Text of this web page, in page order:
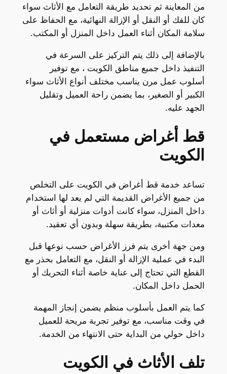
من المعاينة ثم تحديد طريقة التعامل مع الأثاث سواء
كان للفك أو النقل أو الإزالة النهائية، مع الحفاظ على
سلامة المكان أثناء العمل داخل المنزل أو المكتب.
بالإضافة إلى ذلك يتم التركيز على السرعة في
التنفيذ داخل جميع مناطق الكويت ، مع توفير
أسلوب عمل مرن يناسب مختلف أنواع الأثاث سواء
الكبير أو الصغير، بما يضمن راحة العميل وتقليل
الجهد عليه.
قط أغراض مستعمل في
الكويت
تساعد خدمة قط أغراض في الكويت على التخلص
من جميع الأغراض القديمة التي لم يعد لها استخدام
داخل المنزل، سواء كانت أدوات منزلية أو أثاث أو
معدات مكتبية، بطريقة سهلة وبدون أي تعقيد.
ومن جهة أخرى يتم فرز الأغراض حسب نوعها قبل
البدء في عملية الإزالة أو النقل، مع التعامل بحذر مع
القطع التي تحتاج إلى عناية خاصة أثناء التحريك أو
الحمل داخل المكان.
كما يتم العمل بأسلوب منظم يضمن إنجاز المهمة
في وقت مناسب، مع توفير تجربة مريحة للعميل
داخل حولي من البداية حتى الانتهاء من الخدمة.
تلف الأثاث في الكويت